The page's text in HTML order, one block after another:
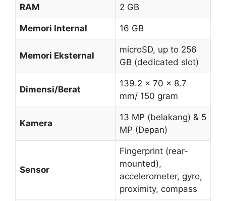
RAM 2 GB
Memori Internal 16 GB
Memori Eksternal
microSD, up to 256
GB (dedicated slot)
Dimensi/Berat
139.2 x 70 x 8.7
mm/ 150 gram
Kamera
13 MP (belakang) & 5
MP (Depan)
Sensor
Fingerprint (rear-
mounted),
accelerometer, gyro,
proximity, compass